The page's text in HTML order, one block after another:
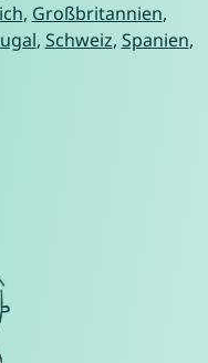
, Großbritannien,
, Schweiz, Spanien,